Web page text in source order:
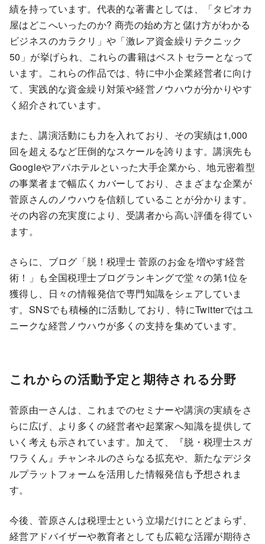
績を持っています。代表的な著書としては、「タピオカ
屋はどこへいったのか? 商売の始め方と儲け方がわかる
ビジネスのカラクリ」や「激レア資金繰りテクニック
50」が挙げられ、これらの書籍はベストセラーとなって
います。これらの作品では、特に中小企業経営者に向け
て、実践的な資金繰り対策や経営ノウハウが分かりやす
く紹介されています。
また、講演活動にも力を入れており、その実績は1,000
回を超えるなど圧倒的なスケールを誇ります。講演先も
Googleやアパホテルといった大手企業から、地元密着型
の事業者まで幅広くカバーしており、さまざまな企業が
菅原さんのノウハウを信頼していることが分かります。
その内容の充実度により、受講者から高い評価を得てい
ます。
さらに、ブログ「脱！税理士 菅原のお金を増やす経営
術！」も全国税理士ブログランキングで堂々の第1位を
獲得し、日々の情報発信で専門知識をシェアしていま
す。SNSでも積極的に活動しており、特にTwitterではユ
ニークな経営ノウハウが多くの支持を集めています。
これからの活動予定と期待される分野
菅原由一さんは、これまでのセミナーや講演の実績をさ
らに広げ、より多くの経営者や起業家へ知識を提供して
いく考えも示されています。加えて、『脱・税理士スガ
ワラくん』チャンネルのさらなる拡充や、新たなデジタ
ルプラットフォームを活用した情報発信も予想されま
す。
今後、菅原さんは税理士という立場だけにとどまらず、
経営アドバイザーや教育者としても広範な活躍が期待さ